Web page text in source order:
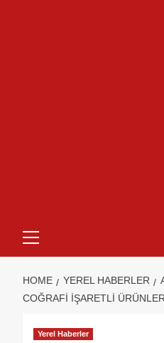
HOME YEREL HABERLER
COĞRAFI IŞARETLI
Yerel Haberler